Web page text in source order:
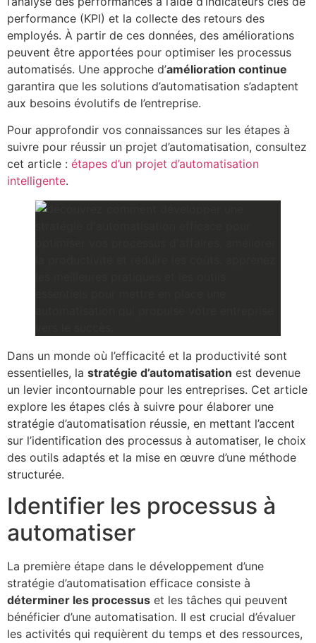
performance (KPI) et la collecte des retours des
employés. À partir de ces données, des améliorations
peuvent être apportées pour optimiser les processus
automatisés. Une approche d’amélioration continue
garantira que les solutions d’automatisation s’adaptent
aux besoins évolutifs de l’entreprise.
Pour approfondir vos connaissances sur les étapes à
suivre pour réussir un projet d’automatisation, consultez
cet article : étapes d’un projet d’automatisation
intelligente.
Dans un monde où l’efficacité et la productivité sont
essentielles, la stratégie d’automatisation est devenue
un levier incontournable pour les entreprises. Cet article
explore les étapes clés à suivre pour élaborer une
stratégie d’automatisation réussie, en mettant l’accent
sur l’identification des processus à automatiser, le choix
des outils adaptés et la mise en œuvre d’une méthode
structurée.
Identifier les processus à
automatiser
La première étape dans le développement d’une
stratégie d’automatisation efficace consiste à
déterminer les processus et les tâches qui peuvent
bénéficier d’une automatisation. Il est crucial d’évaluer
les activités qui requièrent du temps et des ressources,